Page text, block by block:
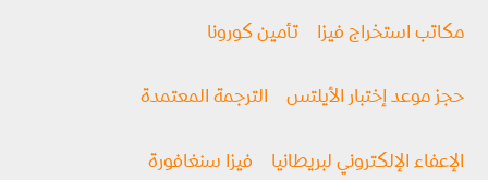
مكاتب استخراج فيزا تأمين كورونا
حجز موعد إختبار الأيلتس الترجمة المعتمدة
الإعفاء الإلكتروني لبريطانيا فيزا سنغافورة